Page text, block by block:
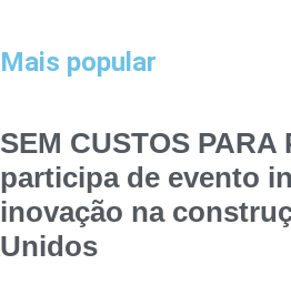
Mais popular
SEM CUSTOS
participa de evento
inovação na
Unidos